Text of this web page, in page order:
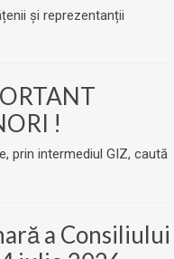
și reprezentanții
!
prin intermediul GIZ, caută
a Consiliului